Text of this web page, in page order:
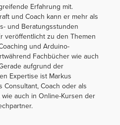
Erfahrung mit.
und Coach kann er mehr als
und Beratungsstunden
veröffentlicht zu den Themen
und Arduino-
Fachbücher wie auch
aufgrund der
Expertise ist Markus
Consultant, Coach oder als
auch in Online-Kursen der